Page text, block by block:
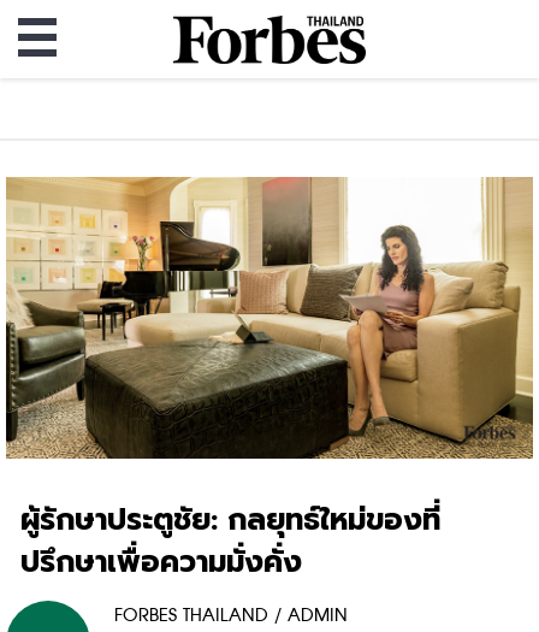
ผู้รักษาประตูชัย: กลยุทธ์ใหม่ของที่
ปรึกษาเพื่อความมั่งคั่ง
FORBES THAILAND / ADMIN